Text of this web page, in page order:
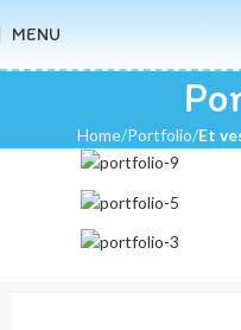
MENU
Home Portfolio Et